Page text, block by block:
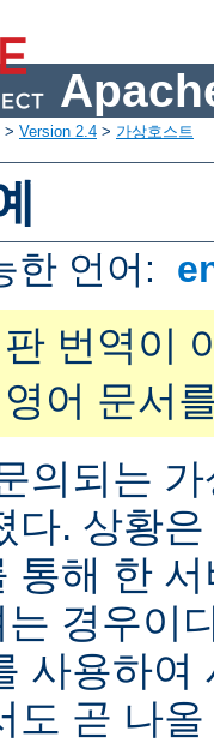
> Version 2.4 > 가상호스트
한 언어:
번역이
어 문서
의되는
다. 상황은
통해 한
경우이
사용하여
도 곧 나